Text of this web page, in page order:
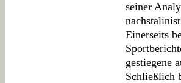
seiner
Einerseits
gestiegene
Schließlich